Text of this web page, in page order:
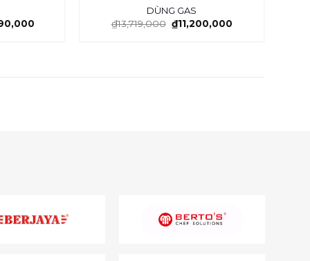
DÙNG GAS
₫13,719,000 ₫11,200,000